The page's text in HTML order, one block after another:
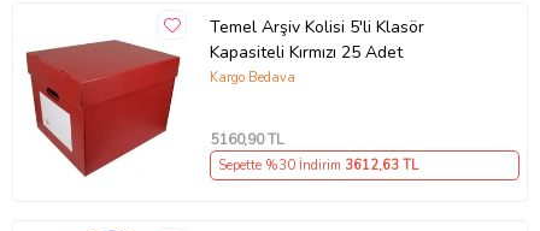
Temel Arşiv Kolisi 5'li Klasör
Kapasiteli Kırmızı 25 Adet
Kargo Bedava
5160,90 TL
Sepette %30 İndirim 3612,63 TL